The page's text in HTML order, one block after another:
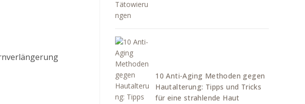
10 Anti-Aging Methoden gegen
Hautalterung: Tipps und Tricks
für eine strahlende Haut